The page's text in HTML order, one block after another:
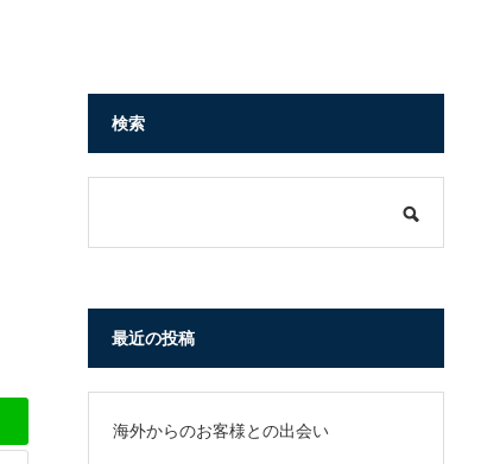
検索
最近の投稿
海外からのお客様との出会い